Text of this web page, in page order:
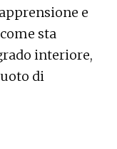
e
sta
interiore,
di